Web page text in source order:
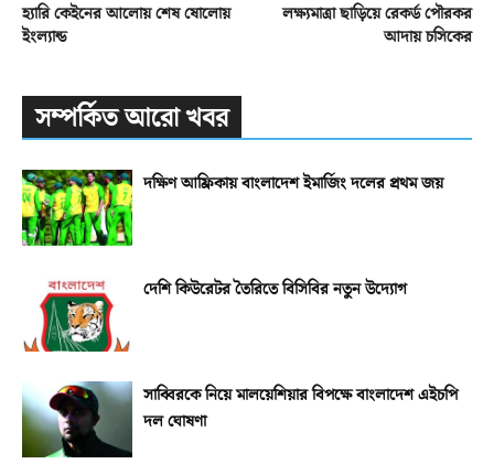
হ্যারি কেইনের আলোয় শেষ ষোলোয়
ইংল্যান্ড
লক্ষ্যমাত্রা ছাড়িয়ে রেকর্ড পৌরকর
আদায় চসিকের
সম্পর্কিত আরো খবর
দক্ষিণ আফ্রিকায় বাংলাদেশ ইমার্জিং দলের প্রথম জয়
দেশি কিউরেটর তৈরিতে বিসিবির নতুন উদ্যোগ
সাব্বিরকে নিয়ে মালয়েশিয়ার বিপক্ষে বাংলাদেশ এইচপি
দল ঘোষণা